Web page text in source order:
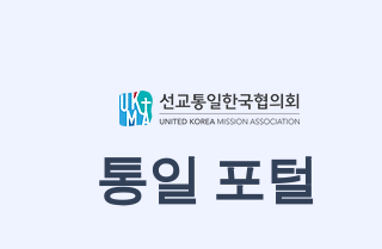
​통일 포털